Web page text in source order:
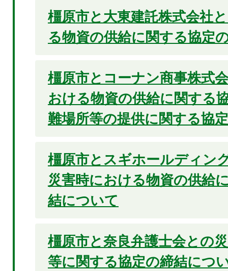
橿原市と大東建託株式会社
る物資の供給に関する協定
橿原市とコーナン商事株式
おける物資の供給に関する
難場所等の提供に関する協
橿原市とスギホールディン
災害時における物資の供給
結について
橿原市と奈良弁護士会との
等に関する協定の締結につ